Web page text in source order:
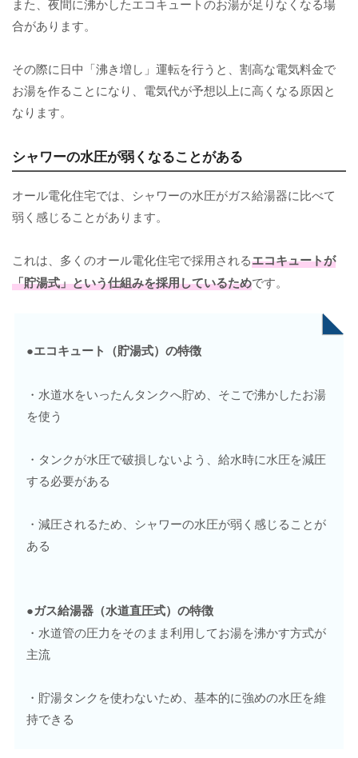
また、夜間に沸かしたエコキュートのお湯が足りなくなる場
合があります。
その際に日中「沸き増し」運転を行うと、割高な電気料金で
お湯を作ることになり、電気代が予想以上に高くなる原因と
なります。
シャワーの水圧が弱くなることがある
オール電化住宅では、シャワーの水圧がガス給湯器に比べて
弱く感じることがあります。
これは、多くのオール電化住宅で採用されるエコキュートが
「貯湯式」という仕組みを採用しているためです。
●エコキュート（貯湯式）の特徴
・水道水をいったんタンクへ貯め、そこで沸かしたお湯
を使う
・タンクが水圧で破損しないよう、給水時に水圧を減圧
する必要がある
・減圧されるため、シャワーの水圧が弱く感じることが
ある
●ガス給湯器（水道直圧式）の特徴
・水道管の圧力をそのまま利用してお湯を沸かす方式が
主流
・貯湯タンクを使わないため、基本的に強めの水圧を維
持できる